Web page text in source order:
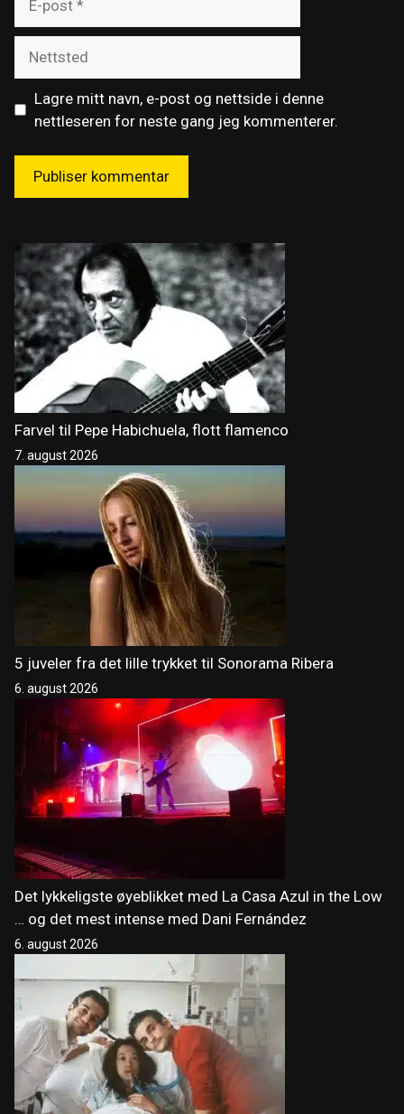
post
Lagre mitt navn, e-post og nettside i denne
nettleseren for neste gang jeg kommenterer.
Farvel til Pepe Habichuela, flott flamenco
7. august 2026
5 juveler fra det lille trykket til Sonorama Ribera
6. august 2026
Det lykkeligste øyeblikket med La Casa Azul in the Low
… og det mest intense med Dani Fernández
6. august 2026